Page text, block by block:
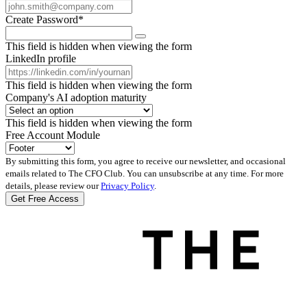
Create Password*
This field is hidden when viewing the form
LinkedIn profile
This field is hidden when viewing the form
Company's AI adoption maturity
This field is hidden when viewing the form
Free Account Module
By submitting this form, you agree to receive our newsletter, and occasional
emails related to The CFO Club. You can unsubscribe at any time. For more
details, please review ourPrivacy Policy.